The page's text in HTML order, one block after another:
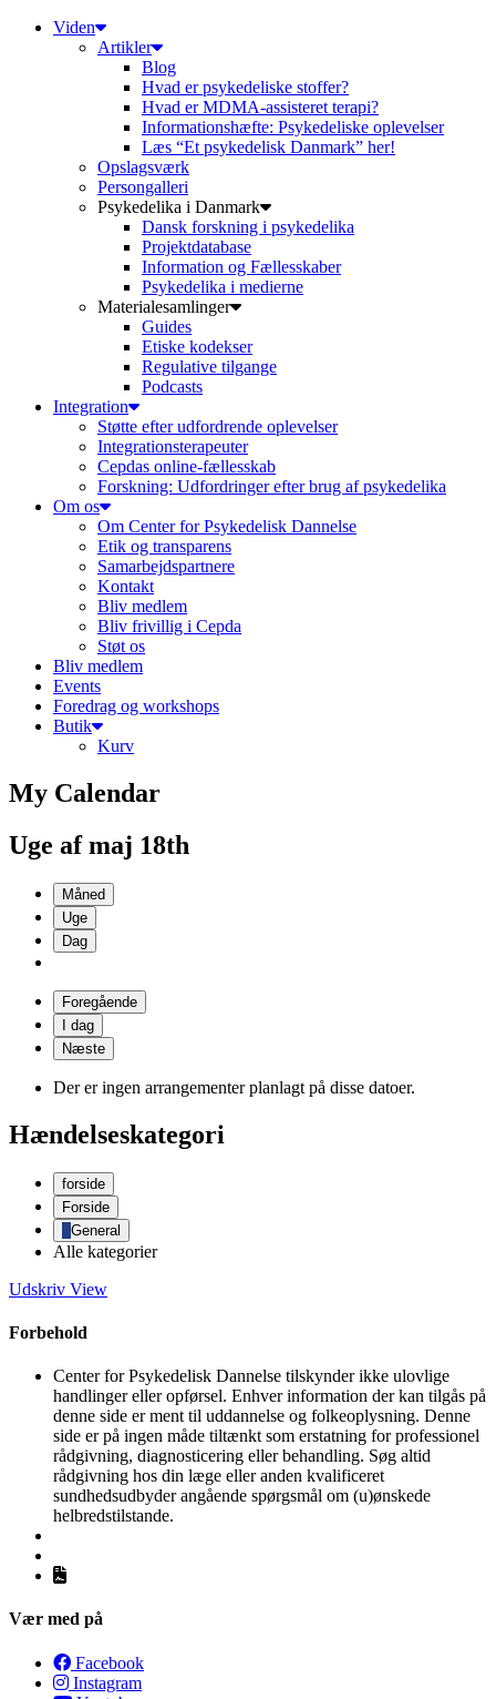
Viden
Artikler
Blog
Hvad er psykedeliske stoffer?
Hvad er MDMA-assisteret terapi?
Informationshæfte: Psykedeliske oplevelser
Læs “Et psykedelisk Danmark” her!
Opslagsværk
Persongalleri
Psykedelika i Danmark
Dansk forskning i psykedelika
Projektdatabase
Information og Fællesskaber
Psykedelika i medierne
Materialesamlinger
Guides
Etiske kodekser
Regulative tilgange
Podcasts
Integration
Støtte efter udfordrende oplevelser
Integrationsterapeuter
Cepdas online-fællesskab
Forskning: Udfordringer efter brug af psykedelika
Om os
Om Center for Psykedelisk Dannelse
Etik og transparens
Samarbejdspartnere
Kontakt
Bliv medlem
Bliv frivillig i Cepda
Støt os
Bliv medlem
Events
Foredrag og workshops
Butik
Kurv
My Calendar
Uge af maj 18th
Måned
Uge
Dag
Foregående
I dag
Næste
Der er ingen arrangementer planlagt på disse datoer.
Hændelseskategori
forside
Forside
General
Alle kategorier
Udskriv View
Forbehold
Center for Psykedelisk Dannelse tilskynder ikke ulovlige
handlinger eller opførsel. Enhver information der kan tilgås på
denne side er ment til uddannelse og folkeoplysning. Denne
side er på ingen måde tiltænkt som erstatning for professionel
rådgivning, diagnosticering eller behandling. Søg altid
rådgivning hos din læge eller anden kvalificeret
sundhedsudbyder angående spørgsmål om (u)ønskede
helbredstilstande.
Vær med på
Facebook
Instagram